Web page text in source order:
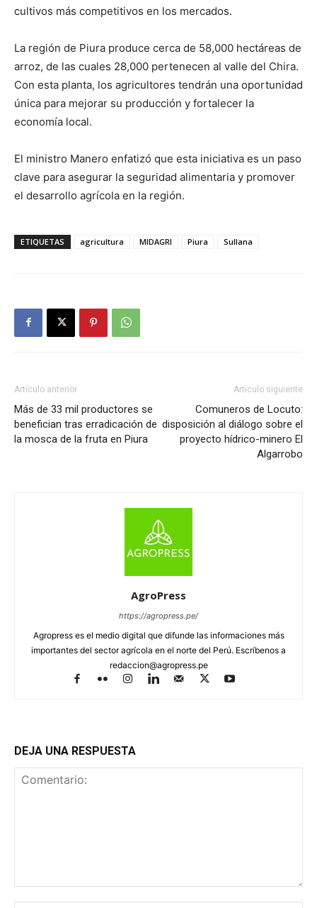
cultivos más competitivos en los mercados.
La región de Piura produce cerca de 58,000 hectáreas de
arroz, de las cuales 28,000 pertenecen al valle del Chira.
Con esta planta, los agricultores tendrán una oportunidad
única para mejorar su producción y fortalecer la
economía local.
El ministro Manero enfatizó que esta iniciativa es un paso
clave para asegurar la seguridad alimentaria y promover
el desarrollo agrícola en la región.
ETIQUETAS agricultura MIDAGRI Piura Sullana
Artículo anterior
Más de 33 mil productores se
benefician tras erradicación de
la mosca de la fruta en Piura
Artículo siguiente
Comuneros de Locuto:
disposición al diálogo sobre el
proyecto hídrico-minero El
Algarrobo
AgroPress
https://agropress.pe/
Agropress es el medio digital que difunde las informaciones más
importantes del sector agrícola en el norte del Perú. Escríbenos a
redaccion@agropress.pe
DEJA UNA RESPUESTA